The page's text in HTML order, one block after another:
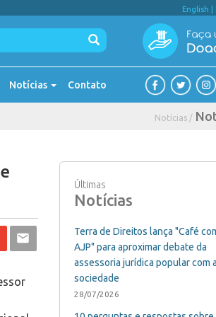
English
Notícias Contato
Notícias /
"O setor privado está disposto a negociar logo. É um enfrentamento inútil achar que é possível retirar estas 500 famílias daqui", analisa Cabannes. De acordo ele, que nas últimas semanas visitou 11 países onde o problema das ocupações irregulares também fere os direitos humanos, no Brasil a situação se agrava por causa da indiferença do poder público. "Em países que passaram por longos perí
Últimas
Notícias
Terra de Direitos lança "Café
AJP" para aproximar debate da
assessoria jurídica popular com a
sociedade
28/07/2026